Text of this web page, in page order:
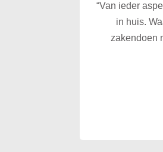
“Van ieder
in huis.
zakendoen